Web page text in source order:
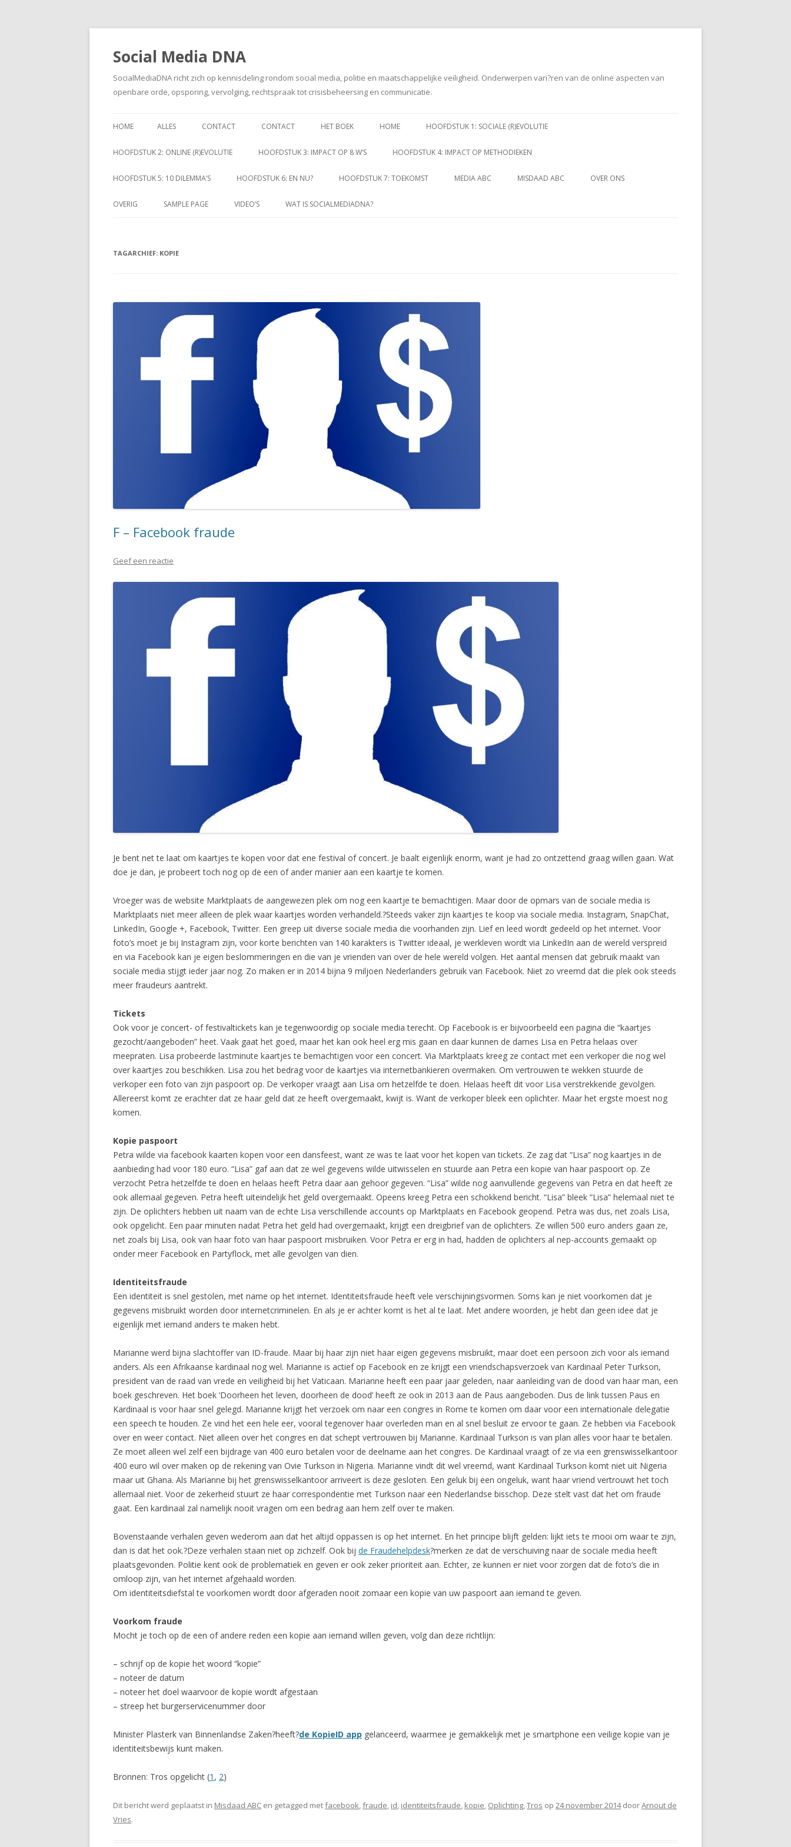
Social Media DNA
SocialMediaDNA richt zich op kennisdeling rondom social media, politie en maatschappelijke veiligheid. Onderwerpen vari?ren van de online aspecten van
openbare orde, opsporing, vervolging, rechtspraak tot crisisbeheersing en communicatie.
naar
HOME ALLES CONTACT CONTACT HET BOEK HOME HOOFDSTUK 1: SOCIALE (R)EVOLUTIE
HOOFDSTUK 2: ONLINE (R)EVOLUTIE HOOFDSTUK 3: IMPACT OP 8 W’S HOOFDSTUK 4: IMPACT OP METHODIEKEN
HOOFDSTUK 5: 10 DILEMMA’S HOOFDSTUK 6: EN NU? HOOFDSTUK 7: TOEKOMST MEDIA ABC MISDAAD ABC OVER ONS
OVERIG SAMPLE PAGE VIDEO’S WAT IS SOCIALMEDIADNA?
TAGARCHIEF: KOPIE
F – Facebook fraude
Geef een reactie
Je bent net te laat om kaartjes te kopen voor dat ene festival of concert. Je baalt eigenlijk enorm, want je had zo ontzettend graag willen gaan. Wat
doe je dan, je probeert toch nog op de een of ander manier aan een kaartje te komen.
Vroeger was de website Marktplaats de aangewezen plek om nog een kaartje te bemachtigen. Maar door de opmars van de sociale media is
Marktplaats niet meer alleen de plek waar kaartjes worden verhandeld.?Steeds vaker zijn kaartjes te koop via sociale media. Instagram, SnapChat,
LinkedIn, Google +, Facebook, Twitter. Een greep uit diverse sociale media die voorhanden zijn. Lief en leed wordt gedeeld op het internet. Voor
foto’s moet je bij Instagram zijn, voor korte berichten van 140 karakters is Twitter ideaal, je werkleven wordt via LinkedIn aan de wereld verspreid
en via Facebook kan je eigen beslommeringen en die van je vrienden van over de hele wereld volgen. Het aantal mensen dat gebruik maakt van
sociale media stijgt ieder jaar nog. Zo maken er in 2014 bijna 9 miljoen Nederlanders gebruik van Facebook. Niet zo vreemd dat die plek ook steeds
meer fraudeurs aantrekt.
Tickets
Ook voor je concert- of festivaltickets kan je tegenwoordig op sociale media terecht. Op Facebook is er bijvoorbeeld een pagina die “kaartjes
gezocht/aangeboden” heet. Vaak gaat het goed, maar het kan ook heel erg mis gaan en daar kunnen de dames Lisa en Petra helaas over
meepraten. Lisa probeerde lastminute kaartjes te bemachtigen voor een concert. Via Marktplaats kreeg ze contact met een verkoper die nog wel
over kaartjes zou beschikken. Lisa zou het bedrag voor de kaartjes via internetbankieren overmaken. Om vertrouwen te wekken stuurde de
verkoper een foto van zijn paspoort op. De verkoper vraagt aan Lisa om hetzelfde te doen. Helaas heeft dit voor Lisa verstrekkende gevolgen.
Allereerst komt ze erachter dat ze haar geld dat ze heeft overgemaakt, kwijt is. Want de verkoper bleek een oplichter. Maar het ergste moest nog
komen.
Kopie paspoort
Petra wilde via facebook kaarten kopen voor een dansfeest, want ze was te laat voor het kopen van tickets. Ze zag dat “Lisa” nog kaartjes in de
aanbieding had voor 180 euro. “Lisa” gaf aan dat ze wel gegevens wilde uitwisselen en stuurde aan Petra een kopie van haar paspoort op. Ze
verzocht Petra hetzelfde te doen en helaas heeft Petra daar aan gehoor gegeven. “Lisa” wilde nog aanvullende gegevens van Petra en dat heeft ze
ook allemaal gegeven. Petra heeft uiteindelijk het geld overgemaakt. Opeens kreeg Petra een schokkend bericht. “Lisa” bleek “Lisa” helemaal niet te
zijn. De oplichters hebben uit naam van de echte Lisa verschillende accounts op Marktplaats en Facebook geopend. Petra was dus, net zoals Lisa,
ook opgelicht. Een paar minuten nadat Petra het geld had overgemaakt, krijgt een dreigbrief van de oplichters. Ze willen 500 euro anders gaan ze,
net zoals bij Lisa, ook van haar foto van haar paspoort misbruiken. Voor Petra er erg in had, hadden de oplichters al nep-accounts gemaakt op
onder meer Facebook en Partyflock, met alle gevolgen van dien.
Identiteitsfraude
Een identiteit is snel gestolen, met name op het internet. Identiteitsfraude heeft vele verschijningsvormen. Soms kan je niet voorkomen dat je
gegevens misbruikt worden door internetcriminelen. En als je er achter komt is het al te laat. Met andere woorden, je hebt dan geen idee dat je
eigenlijk met iemand anders te maken hebt.
Marianne werd bijna slachtoffer van ID-fraude. Maar bij haar zijn niet haar eigen gegevens misbruikt, maar doet een persoon zich voor als iemand
anders. Als een Afrikaanse kardinaal nog wel. Marianne is actief op Facebook en ze krijgt een vriendschapsverzoek van Kardinaal Peter Turkson,
president van de raad van vrede en veiligheid bij het Vaticaan. Marianne heeft een paar jaar geleden, naar aanleiding van de dood van haar man, een
boek geschreven. Het boek ‘Doorheen het leven, doorheen de dood’ heeft ze ook in 2013 aan de Paus aangeboden. Dus de link tussen Paus en
Kardinaal is voor haar snel gelegd. Marianne krijgt het verzoek om naar een congres in Rome te komen om daar voor een internationale delegatie
een speech te houden. Ze vind het een hele eer, vooral tegenover haar overleden man en al snel besluit ze ervoor te gaan. Ze hebben via Facebook
over en weer contact. Niet alleen over het congres en dat schept vertrouwen bij Marianne. Kardinaal Turkson is van plan alles voor haar te betalen.
Ze moet alleen wel zelf een bijdrage van 400 euro betalen voor de deelname aan het congres. De Kardinaal vraagt of ze via een grenswisselkantoor
400 euro wil over maken op de rekening van Ovie Turkson in Nigeria. Marianne vindt dit wel vreemd, want Kardinaal Turkson komt niet uit Nigeria
maar uit Ghana. Als Marianne bij het grenswisselkantoor arriveert is deze gesloten. Een geluk bij een ongeluk, want haar vriend vertrouwt het toch
allemaal niet. Voor de zekerheid stuurt ze haar correspondentie met Turkson naar een Nederlandse bisschop. Deze stelt vast dat het om fraude
gaat. Een kardinaal zal namelijk nooit vragen om een bedrag aan hem zelf over te maken.
Bovenstaande verhalen geven wederom aan dat het altijd oppassen is op het internet. En het principe blijft gelden: lijkt iets te mooi om waar te zijn,
dan is dat het ook.?Deze verhalen staan niet op zichzelf. Ook bij de Fraudehelpdesk?merken ze dat de verschuiving naar de sociale media heeft
plaatsgevonden. Politie kent ook de problematiek en geven er ook zeker prioriteit aan. Echter, ze kunnen er niet voor zorgen dat de foto’s die in
omloop zijn, van het internet afgehaald worden.
Om identiteitsdiefstal te voorkomen wordt door afgeraden nooit zomaar een kopie van uw paspoort aan iemand te geven.
Voorkom fraude
Mocht je toch op de een of andere reden een kopie aan iemand willen geven, volg dan deze richtlijn:
– schrijf op de kopie het woord “kopie”
– noteer de datum
– noteer het doel waarvoor de kopie wordt afgestaan
– streep het burgerservicenummer door
Minister Plasterk van Binnenlandse Zaken?heeft?de KopieID app gelanceerd, waarmee je gemakkelijk met je smartphone een veilige kopie van je
identiteitsbewijs kunt maken.
Bronnen: Tros opgelicht (1 , 2)
Dit bericht werd geplaatst in Misdaad ABC en getagged metfacebook,fraude, id, identiteitsfraude, kopie, Oplichting,Tros op 24 november 2014doorArnout de
Vries.